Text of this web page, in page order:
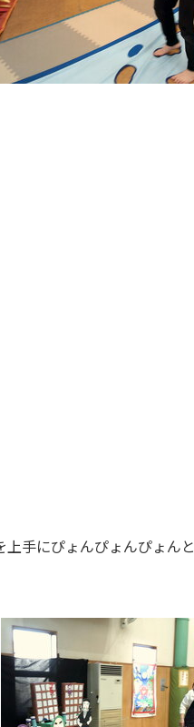
手にぴょんぴょんぴょん